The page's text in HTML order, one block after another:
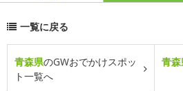
一覧に戻る
青森県のGWおでかけスポッ
ト一覧へ
青